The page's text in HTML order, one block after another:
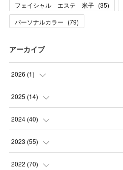
フェイシャル エステ 米子 (35)
パーソナルカラー (79)
アーカイブ
2026 (1)
(1
2025 (14)
(10 )
(1
(1
2024 (40)
(1
(1
2023 (55)
(2
2022 (70)